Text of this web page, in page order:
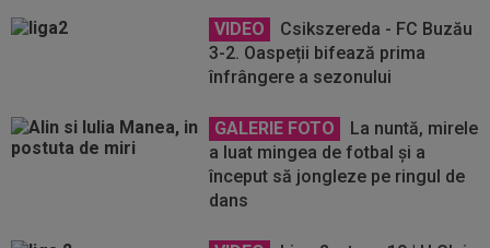
VIDEO
Csikszereda - FC Buzău
3-2. Oaspeții bifează prima
înfrângere a sezonului
GALERIE FOTO
La nuntă, mirele
a luat mingea de fotbal și a
început să jongleze pe ringul de
dans